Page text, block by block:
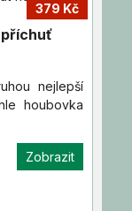
379 Kč
příchuť
nejlepší
houbovka
Zobrazit